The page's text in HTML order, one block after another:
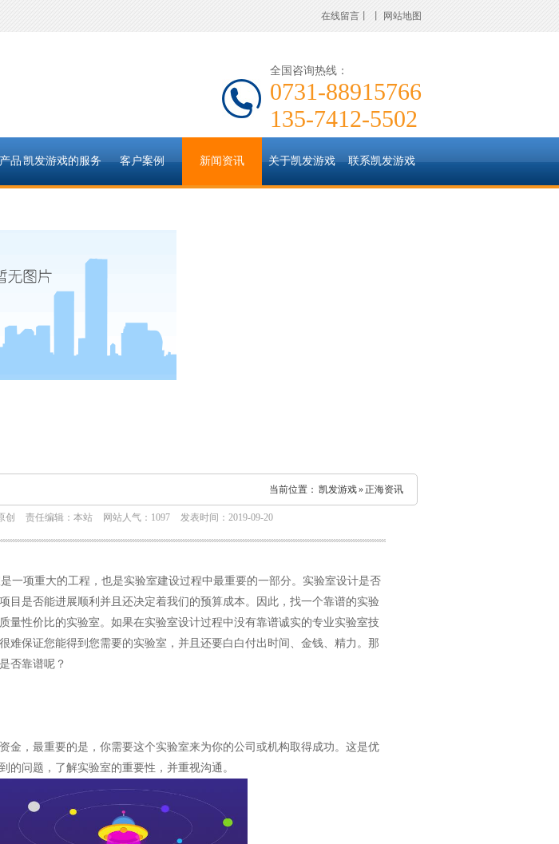
在线留言
网站地图
全国咨询热线：
0731-88915766
135-7412-5502
品凯发游戏的服务 客户案例 新闻资讯 关于凯发游戏 联系凯发游戏
当前位置： 凯发游戏»正海资讯
创 责任编辑：本站 网站人气：1097 发表时间：2019-09-20
重大的工程，也是实验室建设过程中最重要的一部分。实验室设计是否
目是否能进展顺利并且还决定着我们的预算成本。因此，找一个靠谱的实验
量性价比的实验室。如果在实验室设计过程中没有靠谱诚实的专业实验室技
难保证您能得到您需要的实验室，并且还要白白付出时间、金钱、精力。那
否靠谱呢？
，最重要的是，你需要这个实验室来为你的公司或机构取得成功。这是优
的问题，了解实验室的重要性，并重视沟通。